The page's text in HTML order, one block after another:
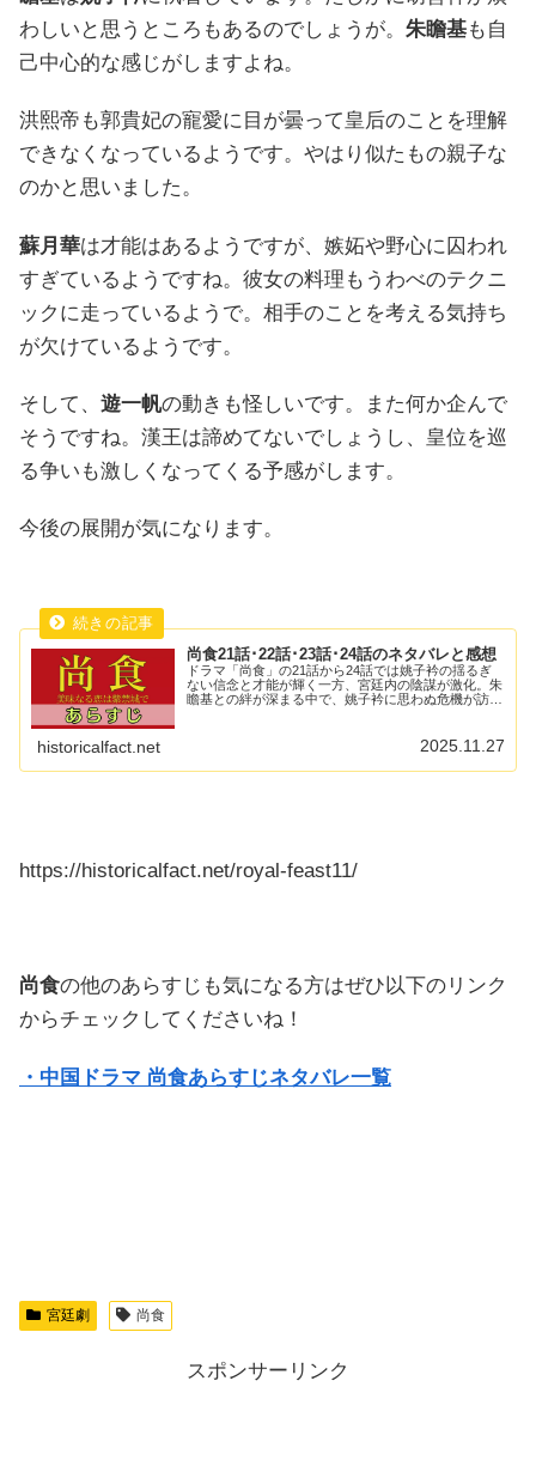
わしいと思うところもあるのでしょうが。 朱瞻基も自
己中心的な感じがしますよね。
洪熙帝も郭貴妃の寵愛に目が曇って皇后のことを理解
できなくなっているようです。やはり似たもの親子な
のかと思いました。
蘇月華は才能はあるようですが、嫉妬や野心に囚われ
すぎているようですね。彼女の料理もうわべのテクニ
ックに走っているようで。相手のことを考える気持ち
が欠けているようです。
そして、 遊一帆の動きも怪しいです。また何か企んで
そうですね。漢王は諦めてないでしょうし、皇位を巡
る争いも激しくなってくる予感がします。
今後の展開が気になります。
尚食21話･22話･23話･24話のネタバレと感想
ドラマ「尚食」の21話から24話では姚子衿の揺るぎ
ない信念と才能が輝く一方、宮廷内の陰謀が激化。朱
瞻基との絆が深まる中で、姚子衿に思わぬ危機が訪れ
historicalfact.net 2025.11.27
https://historicalfact.net/royal-feast11/
尚食の他のあらすじも気になる方はぜひ以下のリンク
からチェックしてくださいね！
・中国ドラマ 尚食あらすじネタバレ一覧
宮廷劇 尚食
スポンサーリンク